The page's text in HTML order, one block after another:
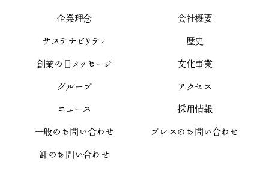
企業理念
会社概要
サステナビリティ
歴史
創業の日メッセージ
文化事業
グループ
アクセス
ニュース
採用情報
一般のお問い合わせ
プレスのお問い合わせ
卸のお問い合わせ